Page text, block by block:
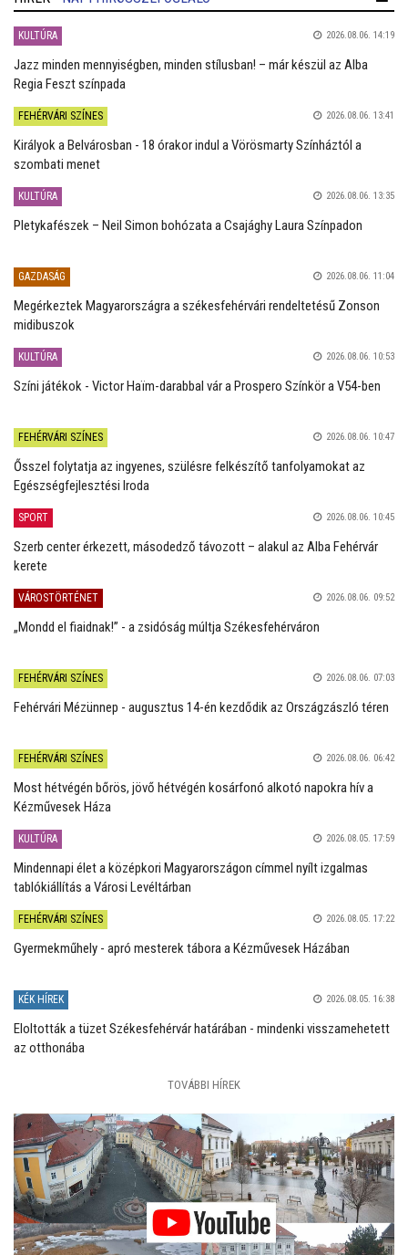
KULTÚRA 2026.08.06. 14:19
Jazz minden mennyiségben, minden stílusban! – már készül az Alba
Regia Feszt színpada
FEHÉRVÁRI SZÍNES 2026.08.06. 13:41
Királyok a Belvárosban - 18 órakor indul a Vörösmarty Színháztól a
szombati menet
KULTÚRA 2026.08.06. 13:35
Pletykafészek – Neil Simon bohózata a Csajághy Laura Színpadon
GAZDASÁG 2026.08.06. 11:04
Megérkeztek Magyarországra a székesfehérvári rendeltetésű Zonson
midibuszok
KULTÚRA 2026.08.06. 10:53
Színi játékok - Victor Haïm-darabbal vár a Prospero Színkör a V54-ben
FEHÉRVÁRI SZÍNES 2026.08.06. 10:47
Ősszel folytatja az ingyenes, szülésre felkészítő tanfolyamokat az
Egészségfejlesztési Iroda
SPORT 2026.08.06. 10:45
Szerb center érkezett, másodedző távozott – alakul az Alba Fehérvár
kerete
VÁROSTÖRTÉNET 2026.08.06. 09:52
„Mondd el fiaidnak!” - a zsidóság múltja Székesfehérváron
FEHÉRVÁRI SZÍNES 2026.08.06. 07:03
Fehérvári Mézünnep - augusztus 14-én kezdődik az Országzászló téren
FEHÉRVÁRI SZÍNES 2026.08.06. 06:42
Most hétvégén bőrös, jövő hétvégén kosárfonó alkotó napokra hív a
Kézművesek Háza
KULTÚRA 2026.08.05. 17:59
Mindennapi élet a középkori Magyarországon címmel nyílt izgalmas
tablókiállítás a Városi Levéltárban
FEHÉRVÁRI SZÍNES 2026.08.05. 17:22
Gyermekműhely - apró mesterek tábora a Kézművesek Házában
KÉK HÍREK 2026.08.05. 16:38
Eloltották a tüzet Székesfehérvár határában - mindenki visszamehetett
az otthonába
TOVÁBBI HÍREK